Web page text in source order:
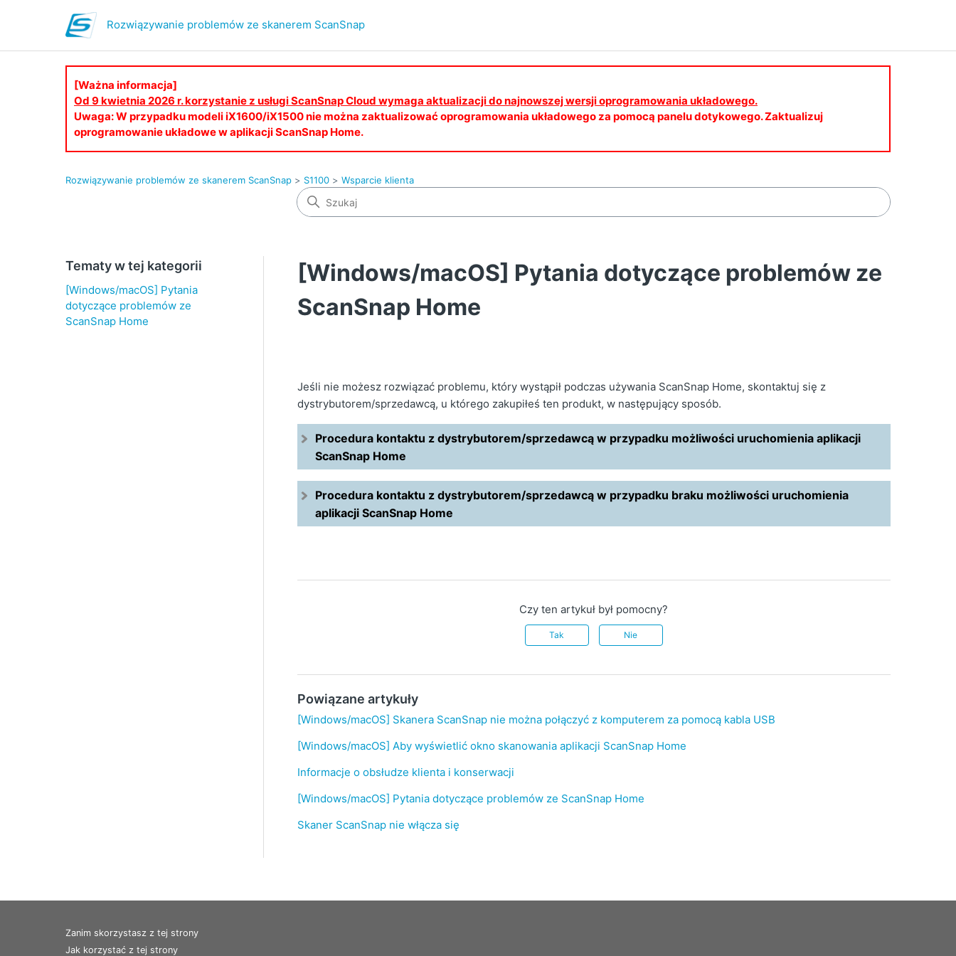
Rozwiązywanie problemów ze skanerem ScanSnap
[Ważna informacja]
Od 9 kwietnia 2026 r. korzystanie z usługi ScanSnap Cloud wymaga aktualizacji do najnowszej wersji oprogramowania układowego.
Uwaga: W przypadku modeli iX1600/iX1500 nie można zaktualizować oprogramowania układowego za pomocą panelu dotykowego. Zaktualizuj
oprogramowanie układowe w aplikacji ScanSnap Home.
Rozwiązywanie problemów ze skanerem ScanSnap S1100 Wsparcie klienta
Tematy w tej kategorii
[Windows/macOS] Pytania
dotyczące problemów ze
ScanSnap Home
[Windows/macOS] Pytania dotyczące problemów ze
ScanSnap Home
Jeśli nie możesz rozwiązać problemu, który wystąpił podczas używania ScanSnap Home, skontaktuj się z
dystrybutorem/sprzedawcą, u którego zakupiłeś ten produkt, w następujący sposób.
Procedura kontaktu z dystrybutorem/sprzedawcą w przypadku możliwości uruchomienia aplikacji
ScanSnap Home
Procedura kontaktu z dystrybutorem/sprzedawcą w przypadku braku możliwości uruchomienia
aplikacji ScanSnap Home
Czy ten artykuł był pomocny?
Tak Nie
Powiązane artykuły
[Windows/macOS] Skanera ScanSnap nie można połączyć z komputerem za pomocą kabla USB
[Windows/macOS] Aby wyświetlić okno skanowania aplikacji ScanSnap Home
Informacje o obsłudze klienta i konserwacji
[Windows/macOS] Pytania dotyczące problemów ze ScanSnap Home
Skaner ScanSnap nie włącza się
Zanim skorzystasz z tej strony
Jak korzystać z tej strony